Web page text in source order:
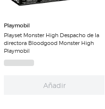
Playmobil
Playset Monster High Despacho de la
directora Bloodgood Monster High
Playmobil
Añadir